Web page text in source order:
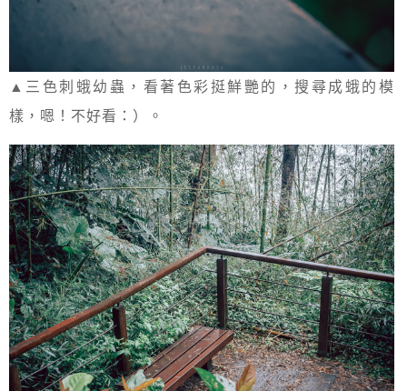
▲三色刺蛾幼蟲，看著色彩挺鮮艷的，搜尋成蛾的模
樣，嗯！不好看：）。